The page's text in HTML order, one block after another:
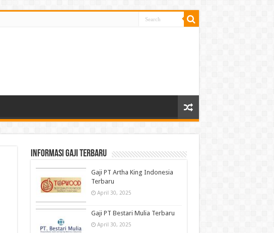
informasi gaji terbaru
Gaji PT Artha King Indonesia
Terbaru
April 30, 2025
Gaji PT Bestari Mulia Terbaru
April 30, 2025